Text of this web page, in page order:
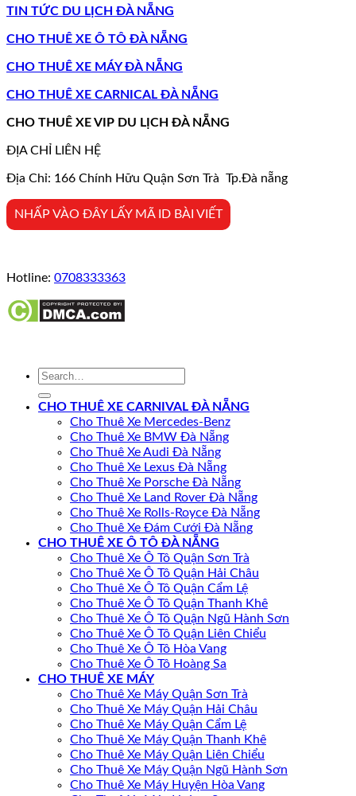
TIN TỨC DU LỊCH ĐÀ NẴNG
CHO THUÊ XE Ô TÔ ĐÀ NẴNG
CHO THUÊ XE MÁY ĐÀ NẴNG
CHO THUÊ XE CARNICAL ĐÀ NẴNG
CHO THUÊ XE VIP DU LỊCH ĐÀ NẴNG
ĐỊA CHỈ LIÊN HỆ
Địa Chỉ: 166 Chính Hữu Quận Sơn Trà Tp.Đà nẵng
NHẤP VÀO ĐÂY LẤY MÃ ID BÀI VIẾT
Hotline: 0708333363
CHO THUÊ XE CARNIVAL ĐÀ NẴNG
Cho Thuê Xe Mercedes-Benz
Cho Thuê Xe BMW Đà Nẵng
Cho Thuê Xe Audi Đà Nẵng
Cho Thuê Xe Lexus Đà Nẵng
Cho Thuê Xe Porsche Đà Nẵng
Cho Thuê Xe Land Rover Đà Nẵng
Cho Thuê Xe Rolls-Royce Đà Nẵng
Cho Thuê Xe Đám Cưới Đà Nẵng
CHO THUÊ XE Ô TÔ ĐÀ NẴNG
Cho Thuê Xe Ô Tô Quận Sơn Trà
Cho Thuê Xe Ô Tô Quận Hải Châu
Cho Thuê Xe Ô Tô Quận Cẩm Lệ
Cho Thuê Xe Ô Tô Quận Thanh Khê
Cho Thuê Xe Ô Tô Quận Ngũ Hành Sơn
Cho Thuê Xe Ô Tô Quận Liên Chiểu
Cho Thuê Xe Ô Tô Hòa Vang
Cho Thuê Xe Ô Tô Hoàng Sa
CHO THUÊ XE MÁY
Cho Thuê Xe Máy Quận Sơn Trà
Cho Thuê Xe Máy Quận Hải Châu
Cho Thuê Xe Máy Quận Cẩm Lệ
Cho Thuê Xe Máy Quận Thanh Khê
Cho Thuê Xe Máy Quận Liên Chiểu
Cho Thuê Xe Máy Quận Ngũ Hành Sơn
Cho Thuê Xe Máy Huyện Hòa Vang